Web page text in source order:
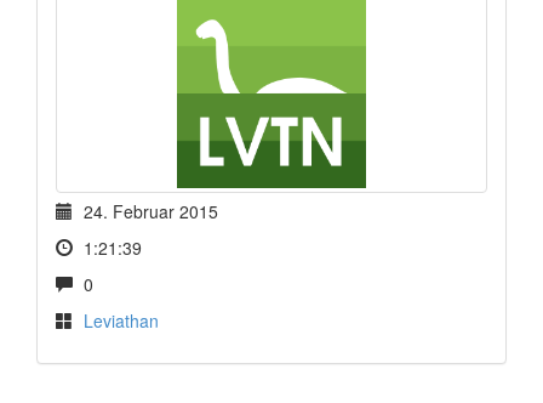
24. Februar 2015
1:21:39
0
Leviathan